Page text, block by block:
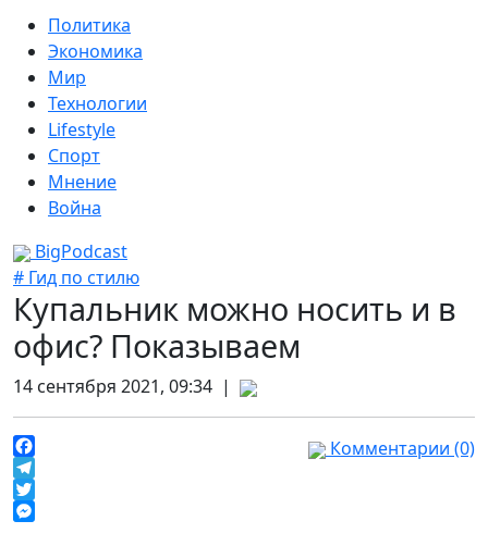
Политика
Экономика
Мир
Технологии
Lifestyle
Спорт
Мнение
Война
BigPodcast
# Гид по стилю
Купальник можно носить и в
офис? Показываем
14 сентября 2021, 09:34 |
Facebook
Telegram
Twitter
Комментарии (0)